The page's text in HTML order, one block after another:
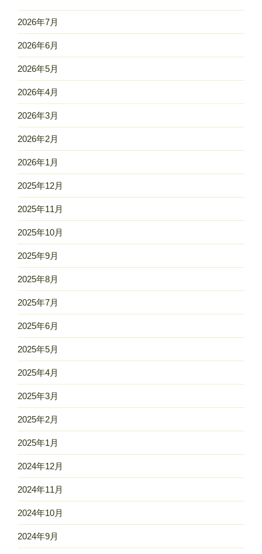
2026年7月
2026年6月
2026年5月
2026年4月
2026年3月
2026年2月
2026年1月
2025年12月
2025年11月
2025年10月
2025年9月
2025年8月
2025年7月
2025年6月
2025年5月
2025年4月
2025年3月
2025年2月
2025年1月
2024年12月
2024年11月
2024年10月
2024年9月